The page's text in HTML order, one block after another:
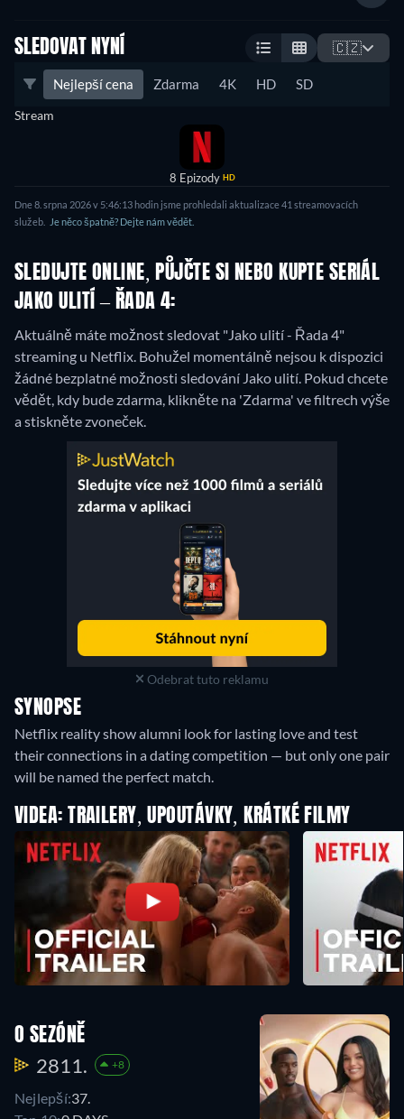
SLEDOVAT NYNÍ 🇨🇿
Nejlepší cena Zdarma 4K HD SD
Stream
8 Epizody HD
Dne 8. srpna 2026 v 5:46:13 hodin jsme prohledali aktualizace 41 streamovacích
služeb.
Je něco špatně? Dejte nám vědět.
SLEDUJTE ONLINE, PŮJČTE SI NEBO KUPTE SERIÁL
JAKO ULITÍ – ŘADA 4:
Aktuálně máte možnost sledovat "Jako ulití - Řada 4"
streaming u Netflix. Bohužel momentálně nejsou k dispozici
žádné bezplatné možnosti sledování Jako ulití. Pokud chcete
vědět, kdy bude zdarma, klikněte na 'Zdarma' ve filtrech výše
a stiskněte zvoneček.
Odebrat tuto reklamu
SYNOPSE
Netflix reality show alumni look for lasting love and test
their connections in a dating competition — but only one pair
will be named the perfect match.
VIDEA: TRAILERY, UPOUTÁVKY, KRÁTKÉ FILMY
O SEZÓNĚ
2811. +8
Nejlepší:37.